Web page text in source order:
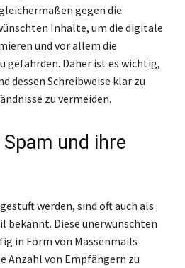
gegen die
Inhalte, um die digitale
und vor allem die
gefährden. Daher ist es wichtig,
dessen Schreibweise klar zu
zu vermeiden.
und ihre
werden, sind oft auch als
bekannt. Diese unerwünschten
in Form von Massenmails
Anzahl von Empfängern zu